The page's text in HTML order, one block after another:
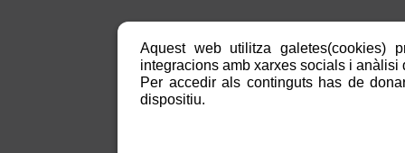
Aquest web utilitza galetes(cookies)
integracions amb xarxes socials i anàlisi
Per accedir als continguts has de
dispositiu.